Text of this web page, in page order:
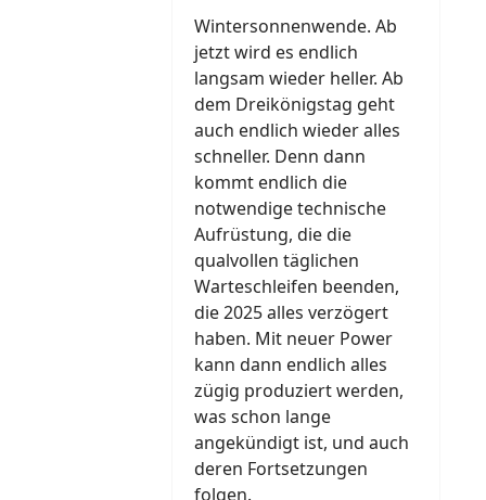
Wintersonnenwende. Ab
jetzt wird es endlich
langsam wieder heller. Ab
dem Dreikönigstag geht
auch endlich wieder alles
schneller. Denn dann
kommt endlich die
notwendige technische
Aufrüstung, die die
qualvollen täglichen
Warteschleifen beenden,
die 2025 alles verzögert
haben. Mit neuer Power
kann dann endlich alles
zügig produziert werden,
was schon lange
angekündigt ist, und auch
deren Fortsetzungen
folgen.